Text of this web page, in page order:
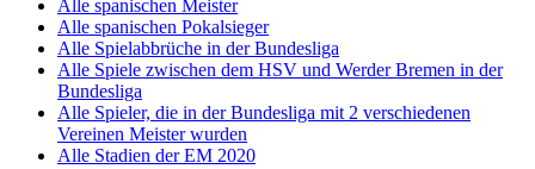
Alle spanischen Meister
Alle spanischen Pokalsieger
Alle Spielabbrüche in der Bundesliga
Alle Spiele zwischen dem HSV und Werder Bremen in der
Bundesliga
Alle Spieler, die in der Bundesliga mit 2 verschiedenen
Vereinen Meister wurden
Alle Stadien der EM 2020